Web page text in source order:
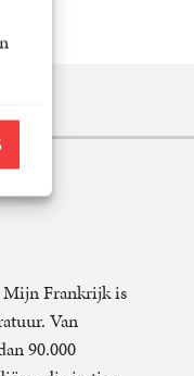
Mijn Frankrijk is
Van
90.000